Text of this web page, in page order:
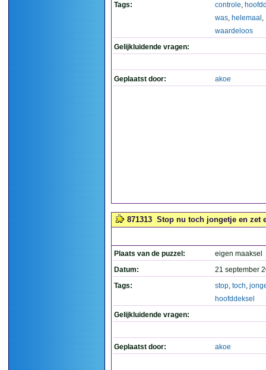
Tags:
controle,
was, helemaal ,
waardeloos
Gelijkluidende vragen:
Geplaatst door: akoe
871313 Stop nu toch jongetje en zet
Plaats van de puzzel:
eigen maaksel
Datum:
21 september
Tags:
stop, toch,
hoofddeksel
Gelijkluidende vragen:
Geplaatst door: akoe